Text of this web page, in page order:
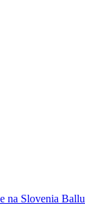
na Slovenia Ballu